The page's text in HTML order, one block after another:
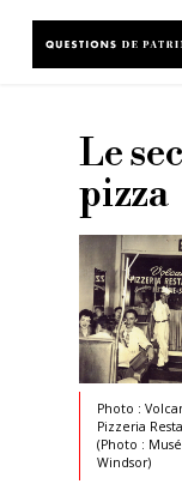
Le
pizza
Photo :
Pizzeria
(Photo :
Windsor)